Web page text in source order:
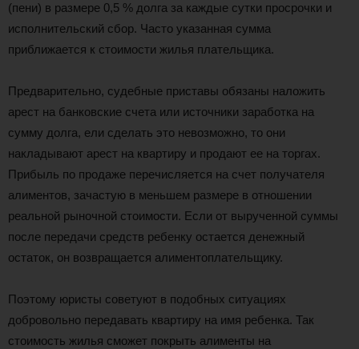
(пени) в размере 0,5 % долга за каждые сутки просрочки и
исполнительский сбор. Часто указанная сумма
приближается к стоимости жилья плательщика.
Предварительно, судебные приставы обязаны наложить
арест на банковские счета или источники заработка на
сумму долга, ели сделать это невозможно, то они
накладывают арест на квартиру и продают ее на торгах.
Прибыль по продаже перечисляется на счет получателя
алиментов, зачастую в меньшем размере в отношении
реальной рыночной стоимости. Если от вырученной суммы
после передачи средств ребенку остается денежный
остаток, он возвращается алиментоплательщику.
Поэтому юристы советуют в подобных ситуациях
добровольно передавать квартиру на имя ребенка. Так
стоимость жилья сможет покрыть алименты на